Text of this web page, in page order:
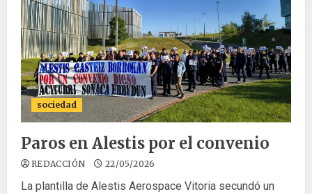
sociedad
Paros en Alestis por el convenio
REDACCIÓN 22/05/2026
La plantilla de Alestis Aerospace Vitoria secundó un